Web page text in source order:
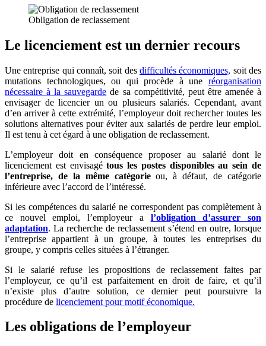
Obligation de reclassement
Le licenciement est un dernier recours
Une entreprise qui connaît, soit des difficultés économiques, soit des
mutations technologiques, ou qui procède à une réorganisation
nécessaire à la sauvegarde de sa compétitivité, peut être amenée à
envisager de licencier un ou plusieurs salariés. Cependant, avant
d’en arriver à cette extrémité, l’employeur doit rechercher toutes les
solutions alternatives pour éviter aux salariés de perdre leur emploi.
Il est tenu à cet égard à une obligation de reclassement.
L’employeur doit en conséquence proposer au salarié dont le
licenciement est envisagétous les postes disponibles au sein de
l’entreprise, de la même catégorieou, à défaut, de catégorie
inférieure avec l’accord de l’intéressé.
Si les compétences du salarié ne correspondent pas complètement à
ce nouvel emploi, l’employeur a l’obligation d’assurer son
adaptation. La recherche de reclassement s’étend en outre, lorsque
l’entreprise appartient à un groupe, à toutes les entreprises du
groupe, y compris celles situées à l’étranger.
Si le salarié refuse les propositions de reclassement faites par
l’employeur, ce qu’il est parfaitement en droit de faire, et qu’il
n’existe plus d’autre solution, ce dernier peut poursuivre la
procédure de licenciement pour motif économique.
Les obligations de l’employeur